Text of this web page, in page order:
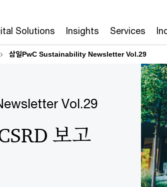
Solutions Insights Services
삼일PwC Sustainability Newsletter Vol.29
Vol.29
보고